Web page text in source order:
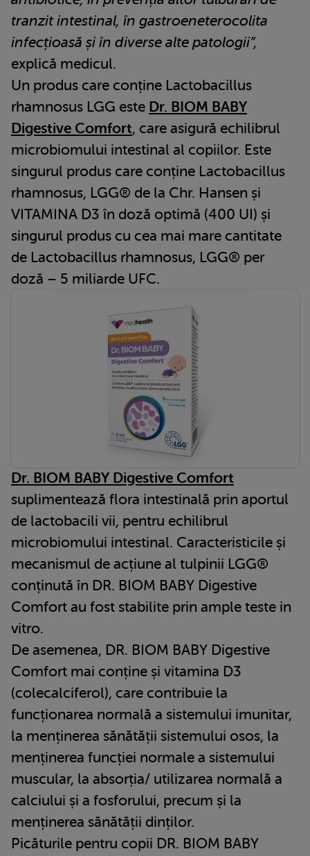
tranzit intestinal, în gastroeneterocolita
infecțioasă și în diverse alte patologii”,
explică medicul.
Un produs care conține Lactobacillus
rhamnosus LGG este Dr. BIOM BABY
Digestive Comfort, care asigură echilibrul
microbiomului intestinal al copiilor. Este
singurul produs care conține Lactobacillus
rhamnosus, LGG® de la Chr. Hansen și
VITAMINA D3 în doză optimă (400 UI) și
singurul produs cu cea mai mare cantitate
de Lactobacillus rhamnosus, LGG® per
doză – 5 miliarde UFC.
Dr. BIOM BABY Digestive Comfort
suplimentează flora intestinală prin aportul
de lactobacili vii, pentru echilibrul
microbiomului intestinal. Caracteristicile și
mecanismul de acțiune al tulpinii LGG®
conținută în DR. BIOM BABY Digestive
Comfort au fost stabilite prin ample teste in
vitro.
De asemenea, DR. BIOM BABY Digestive
Comfort mai conține și vitamina D3
(colecalciferol), care contribuie la
funcționarea normală a sistemului imunitar,
la menținerea sănătății sistemului osos, la
menținerea funcției normale a sistemului
muscular, la absorția/ utilizarea normală a
calciului și a fosforului, precum și la
menținerea sănătății dinților.
Picăturile pentru copii DR. BIOM BABY